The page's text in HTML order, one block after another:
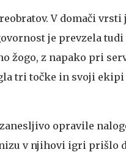
V domači vrsti
je prevzela tudi
žogo, z napako pri
tri točke in svoji ekipi
opravile
v njihovi igri prišlo